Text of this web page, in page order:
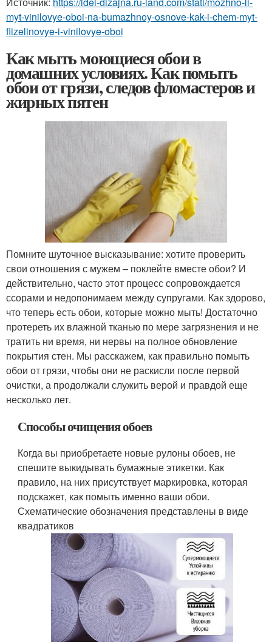
myt-vinilovye-oboi-na-bumazhnoy-osnove-kak-i-chem-myt-
flizelinovye-i-vinilovye-oboi
Как мыть моющиеся обои в
домашних условиях. Как помыть
обои от грязи, следов фломастеров и
жирных пятен
Помните шуточное высказывание: хотите проверить
свои отношения с мужем – поклейте вместе обои? И
действительно, часто этот процесс сопровождается
ссорами и недопонимаем между супругами. Как здорово,
что теперь есть обои, которые можно мыть! Достаточно
протереть их влажной тканью по мере загрязнения и не
тратить ни время, ни нервы на полное обновление
покрытия стен. Мы расскажем, как правильно помыть
обои от грязи, чтобы они не раскисли после первой
очистки, а продолжали служить верой и правдой еще
несколько лет.
Способы очищения обоев
Когда вы приобретаете новые рулоны обоев, не
спешите выкидывать бумажные этикетки. Как
правило, на них присутствует маркировка, которая
подскажет, как помыть именно ваши обои.
Схематические обозначения представлены в виде
квадратиков